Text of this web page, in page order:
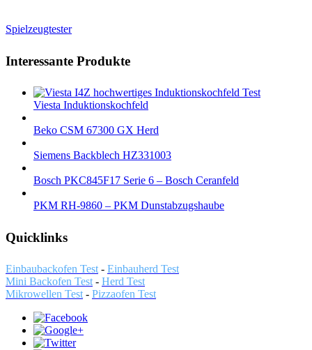
Spielzeugtester
Interessante Produkte
Viesta Induktionskochfeld
Beko CSM 67300 GX Herd
Siemens Backblech HZ331003
Bosch PKC845F17 Serie 6 – Bosch Ceranfeld
PKM RH-9860 – PKM Dunstabzugshaube
Quicklinks
Einbaubackofen Test - Einbauherd Test
Mini Backofen Test - Herd Test
Mikrowellen Test - Pizzaofen Test